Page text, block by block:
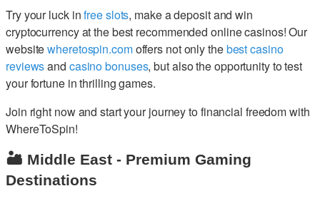
Try your luck infree slots, make a deposit and win
cryptocurrency at the best recommended online casinos! Our
websitewheretospin.comoffers not only thebest casino
reviewsand casino bonuses, but also the opportunity to test
your fortune in thrilling games.
Join right now and start your journey to financial freedom with
WhereToSpin!
🏜️ Middle East - Premium Gaming
Destinations